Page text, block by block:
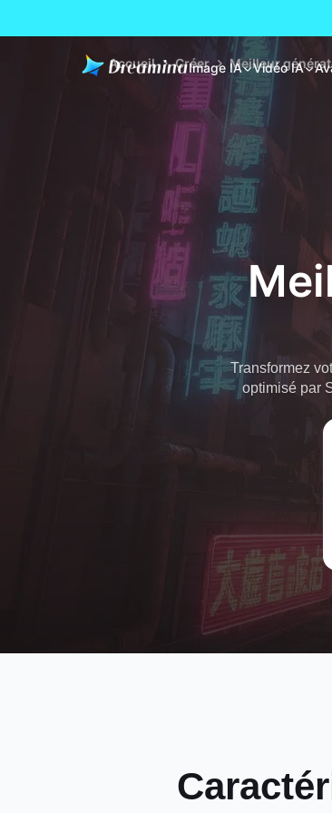
Image IA Vidéo IA
Accueil Créer Meilleur
Transformez
optimisé par